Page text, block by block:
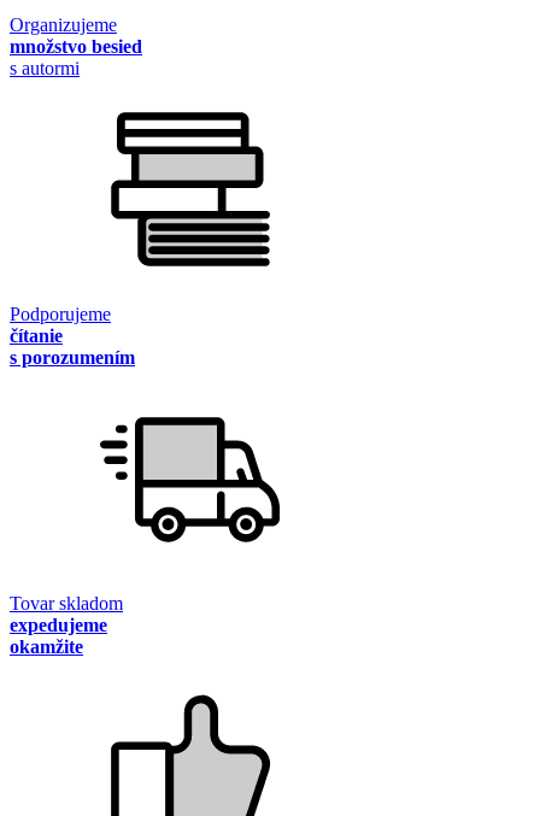
Organizujeme
množstvo besied
s autormi
Podporujeme
čítanie
s porozumením
Tovar skladom
expedujeme
okamžite